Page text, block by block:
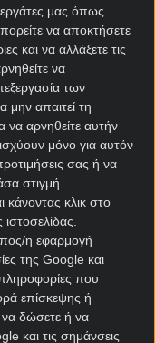
μας όπως
να αποκτήσετε
και να αλλάξετε τις
να
των
απαιτεί τη
να αρνηθείτε αυτήν
μόνο για αυτόν
σας ή να
στιγμή
κάνοντας κλικ στο
η εφαρμογή
της Google και
πληροφορίες που
επίσκεψης ή
να δώσετε ή να
και τις σημάνσεις
όροι και